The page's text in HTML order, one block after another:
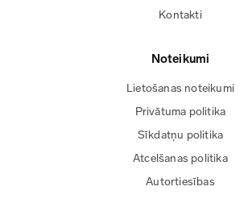
Kontakti
Noteikumi
Lietošanas noteikumi
Privātuma politika
Sīkdatņu politika
Atcelšanas politika
Autortiesības